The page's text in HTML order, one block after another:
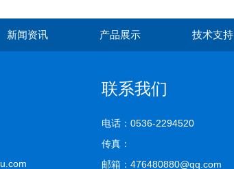
新闻资讯 产品展示 技术支持
联系我们
电话：0536-2294520
传真：
邮箱：476480880@qq.com